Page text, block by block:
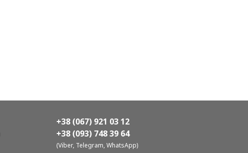
+38 (067) 921 03 12
+38 (093) 748 39 64
(Viber, Telegram, WhatsApp)